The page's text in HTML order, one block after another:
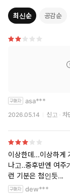
진즉에 이 말을 건
결혼하고 2년이 흐
는데…… 그녀가 얼
잠시 침묵이 흘렀
었다.
최신순 공감순
asa***
2026.05.14 신고 차
이상한데...이상하게
나고..중후반엔 여주
런 기분은 첨인듯...
dew***